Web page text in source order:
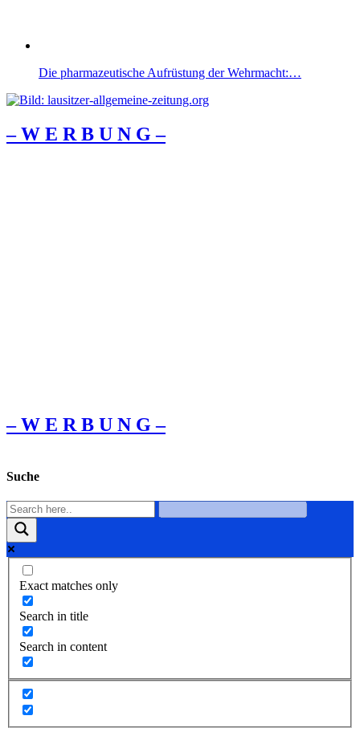
Die pharmazeutische Aufrüstung der Wehrmacht:…
– W Ε R Β U Ν G –
– W Ε R Β U Ν G –
Suche
Exact matches only
Search in title
Search in content